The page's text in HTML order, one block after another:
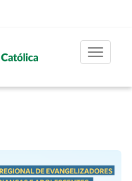
Toggle